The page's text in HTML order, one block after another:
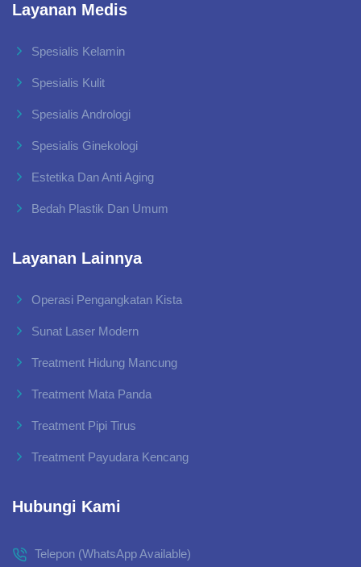
Layanan Medis
Spesialis Kelamin
Spesialis Kulit
Spesialis Andrologi
Spesialis Ginekologi
Estetika Dan Anti Aging
Bedah Plastik Dan Umum
Layanan Lainnya
Operasi Pengangkatan Kista
Sunat Laser Modern
Treatment Hidung Mancung
Treatment Mata Panda
Treatment Pipi Tirus
Treatment Payudara Kencang
Hubungi Kami
Telepon (WhatsApp Available)